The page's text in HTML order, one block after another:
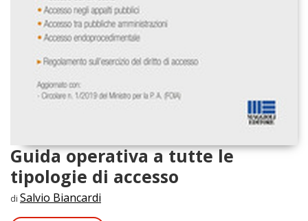
Guida operativa a tutte le
tipologie di accesso
di Salvio Biancardi